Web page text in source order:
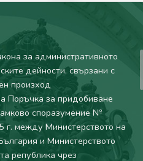
и допълнение на Закона за
хуманната медицина
и допълнение на
кодекс
на Закона за движението
и допълнение на Закона за
за административното
дейности, свързани с
произход
Поръчка за придобиване
споразумение №
между Министерството на
и Министерството
република чрез